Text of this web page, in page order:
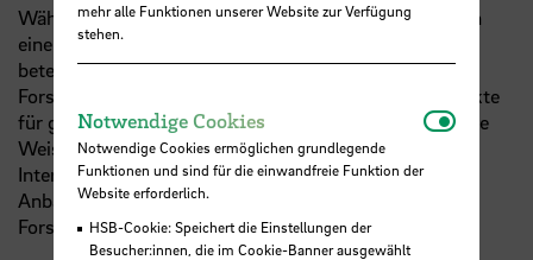
Während der Präsenzwoche fand am Freitag zusätzlich
eine Research Spotlight Session statt, in der die
beteiligten Hochschullehrenden aktuelle
Forschungsprojekte vorstellten und Anknüpfungspunkte
für gemeinsame Publikationen identifizierten. Auf diese
Weise nutzt die HSB das BIP nicht nur für die
Internationalisierung der Lehre, sondern auch als
Anbahnungsformat für grenzüberschreitende
Forschungskooperationen.
mehr alle Funktionen unserer Website zur Verfügung
stehen.
Notwendige Cookies
Notwendige Cookies ermöglichen grundlegende
Funktionen und sind für die einwandfreie Funktion der
Website erforderlich.
HSB-Cookie: Speichert die Einstellungen der
Besucher:innen, die im Cookie-Banner ausgewählt